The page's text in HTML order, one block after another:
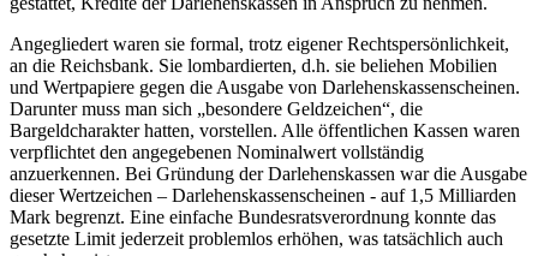
Angegliedert waren sie formal, trotz eigener Rechtspersönlichkeit,
an die Reichsbank. Sie lombardierten, d.h. sie beliehen Mobilien
und Wertpapiere gegen die Ausgabe von Darlehenskassenscheinen.
Darunter muss man sich „besondere Geldzeichen“, die
Bargeldcharakter hatten, vorstellen. Alle öffentlichen Kassen waren
verpflichtet den angegebenen Nominalwert vollständig
anzuerkennen. Bei Gründung der Darlehenskassen war die Ausgabe
dieser Wertzeichen – Darlehenskassenscheinen - auf 1,5 Milliarden
Mark begrenzt. Eine einfache Bundesratsverordnung konnte das
gesetzte Limit jederzeit problemlos erhöhen, was tatsächlich auch